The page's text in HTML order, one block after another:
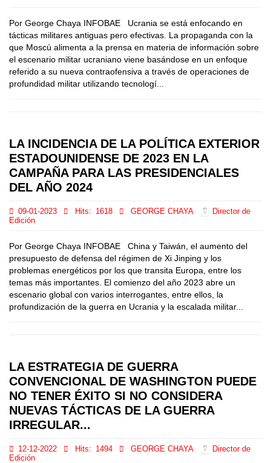
Por George Chaya INFOBAE Ucrania se está enfocando en
tácticas militares antiguas pero efectivas. La propaganda con la
que Moscú alimenta a la prensa en materia de información sobre
el escenario militar ucraniano viene basándose en un enfoque
referido a su nueva contraofensiva a través de operaciones de
profundidad militar utilizando tecnologí...
LA INCIDENCIA DE LA POLÍTICA EXTERIOR
ESTADOUNIDENSE DE 2023 EN LA
CAMPAÑA PARA LAS PRESIDENCIALES
DEL AÑO 2024
09-01-2023 Hits: 1618 GEORGE CHAYA
Director de
Edición
Por George Chaya INFOBAE China y Taiwán, el aumento del
presupuesto de defensa del régimen de Xi Jinping y los
problemas energéticos por los que transita Europa, entre los
temas más importantes. El comienzo del año 2023 abre un
escenario global con varios interrogantes, entre ellos, la
profundización de la guerra en Ucrania y la escalada militar...
LA ESTRATEGIA DE GUERRA
CONVENCIONAL DE WASHINGTON PUEDE
NO TENER ÉXITO SI NO CONSIDERA
NUEVAS TÁCTICAS DE LA GUERRA
IRREGULAR...
12-12-2022 Hits: 1494 GEORGE CHAYA
Director de
Edición